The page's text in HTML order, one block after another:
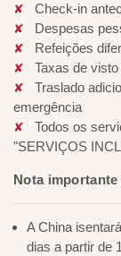
Check-in
Despesas
Refeições
Taxas de
Traslado
emergência
Todos os
"SERVIÇOS
Nota importante
A China
dias a partir de